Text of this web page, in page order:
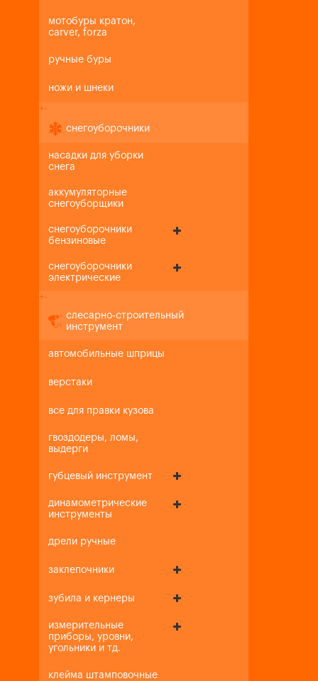
мотобуры кратон,
carver, forza
ручные буры
ножи и шнеки
+-
снегоуборочники
насадки для уборки
снега
аккумуляторные
снегоуборщики
снегоуборочники
бензиновые
снегоуборочники
электрические
+-
слесарно-строительный
инструмент
автомобильные шприцы
верстаки
все для правки кузова
гвоздодеры, ломы,
выдерги
губцевый инструмент
динамометрические
инструменты
дрели ручные
заклепочники
зубила и кернеры
измерительные
приборы, уровни,
угольники и тд.
клейма штамповочные